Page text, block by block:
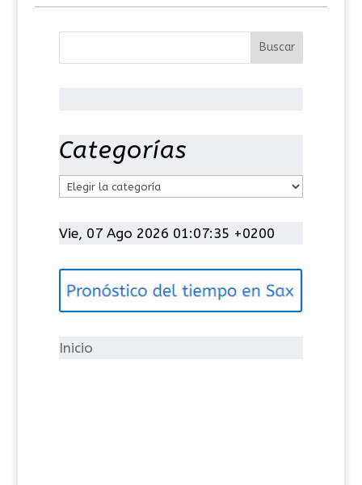
Categorías
t
g
í
Vie, 07 Ago 2026 01:07:35 +0200
Inicio